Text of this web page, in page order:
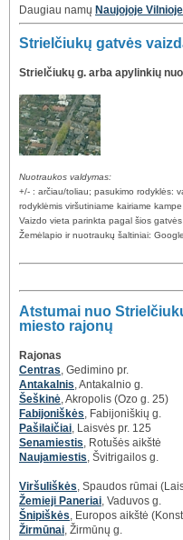
Daugiau namų Naujojoje Vilnioje
Strielčiukų gatvės
Strielčiukų g. arba apylinkių
Nuotraukos valdymas:
+/- : arčiau/toliau; pasukimo rodyklės:
rodyklėmis viršutiniame kairiame
Vaizdo vieta parinkta pagal šios
Žemėlapio ir nuotraukų šaltiniai:
Atstumai nuo
miesto rajonų
Rajonas
Centras , Gedimino pr.
Antakalnis , Antakalnio g.
Šeškinė , Akropolis (Ozo g. 25)
Fabijoniškės , Fabijoniškių g.
Pašilaičiai , Laisvės pr. 125
Senamiestis , Rotušės aikštė
Naujamiestis , Švitrigailos g.
Viršuliškės , Spaudos rūmai
Žemieji Paneriai , Vaduvos g.
Šnipiškės , Europos aikštė
Žirmūnai , Žirmūnų g.